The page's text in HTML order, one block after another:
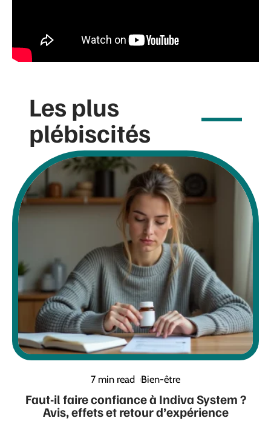
Les plus
plébiscités
7 min read Bien-être
Faut-il faire confiance à Indiva System ?
Avis, effets et retour d’expérience